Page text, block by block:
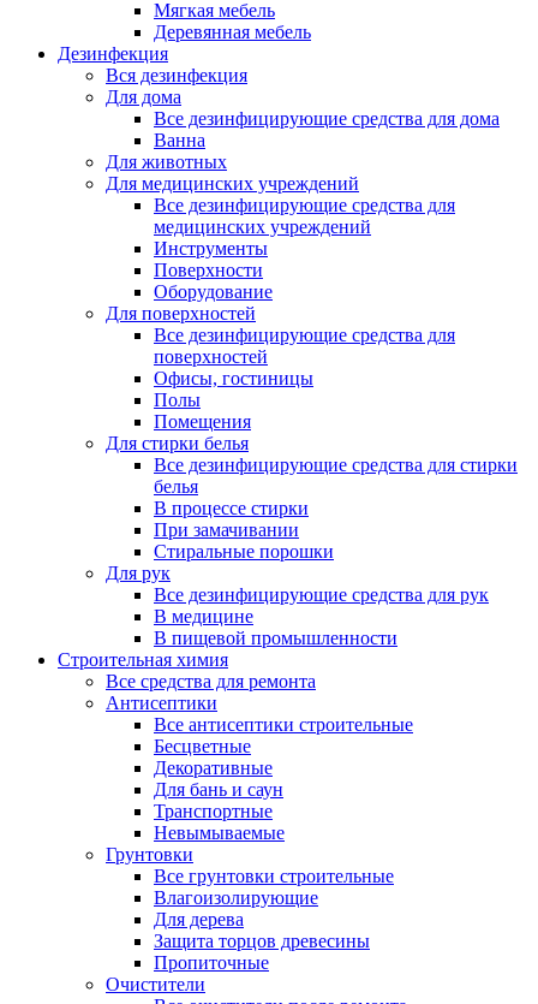
Мягкая мебель
Деревянная мебель
Дезинфекция
Вся дезинфекция
Для дома
Все дезинфицирующие средства для дома
Ванна
Для животных
Для медицинских учреждений
Все дезинфицирующие средства для
медицинских учреждений
Инструменты
Поверхности
Оборудование
Для поверхностей
Все дезинфицирующие средства для
поверхностей
Офисы, гостиницы
Полы
Помещения
Для стирки белья
Все дезинфицирующие средства для стирки
белья
В процессе стирки
При замачивании
Стиральные порошки
Для рук
Все дезинфицирующие средства для рук
В медицине
В пищевой промышленности
Строительная химия
Все средства для ремонта
Антисептики
Все антисептики строительные
Бесцветные
Декоративные
Для бань и саун
Транспортные
Невымываемые
Грунтовки
Все грунтовки строительные
Влагоизолирующие
Для дерева
Защита торцов древесины
Пропиточные
Очистители